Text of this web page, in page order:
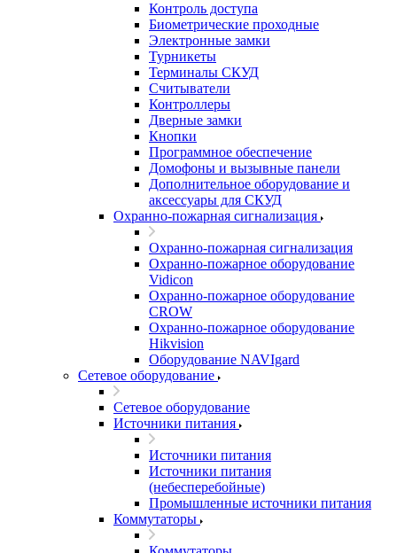
Контроль доступа
Биометрические проходные
Электронные замки
Турникеты
Терминалы СКУД
Считыватели
Контроллеры
Дверные замки
Кнопки
Программное обеспечение
Домофоны и вызывные панели
Дополнительное оборудование и
аксессуары для СКУД
Охранно-пожарная сигнализация
Охранно-пожарная сигнализация
Охранно-пожарное оборудование
Vidicon
Охранно-пожарное оборудование
CROW
Охранно-пожарное оборудование
Hikvision
Оборудование NAVIgard
Сетевое оборудование
Сетевое оборудование
Источники питания
Источники питания
Источники питания
(небесперебойные)
Промышленные источники питания
Коммутаторы